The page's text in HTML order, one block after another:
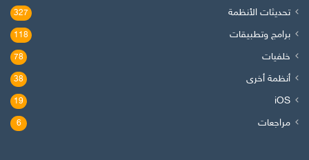
تحديثات الأنظمة 327
برامج وتطبيقات 118
خلفيات 78
أنظمة أخرى 38
iOS
19
مراجعات 6